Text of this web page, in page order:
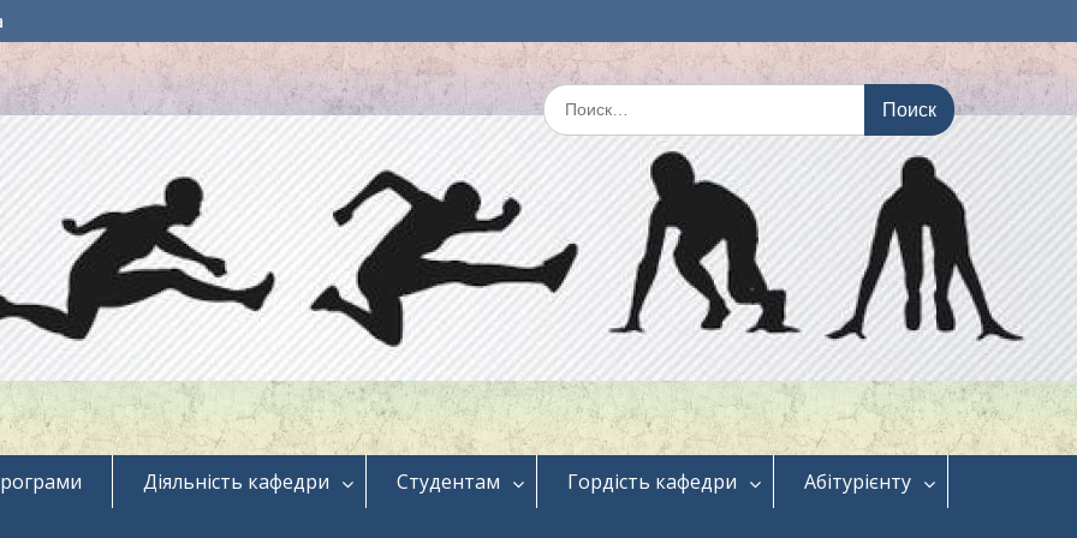
Искать:
Діяльність кафедри Студентам Гордість кафедри
Абітурієнту